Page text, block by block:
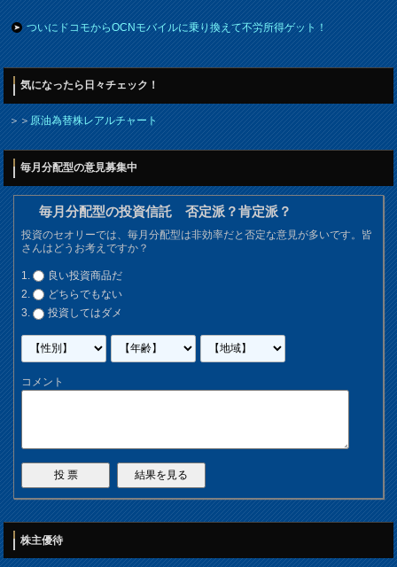
ついにドコモからOCNモバイルに乗り換えて不労所得ゲット！
気になったら日々チェック！
＞＞原油為替株レアルチャート
毎月分配型の意見募集中
毎月分配型の投資信託 否定派？肯定派？
投資のセオリーでは、毎月分配型は非効率だと否定な意見が多いです。皆
さんはどうお考えですか？
良い投資商品だ
どちらでもない
投資してはダメ
コメント
株主優待